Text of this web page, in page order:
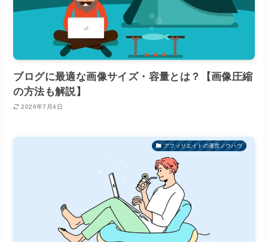
ブログに最適な画像サイズ・容量とは？【画像圧縮
の方法も解説】
2026年7月4日
アフィリエイトの運営ノウハウ